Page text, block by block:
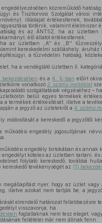
közreműködő hatóság:
és Tisztiorvosi Szolgálat városi
illóolajat értékesítenek,
történik, valamint élelmiszer
és az ÁNTSZ, ha az üzletben
élő állatot értékesítenek;
az üzletben ,,A'' és ,,B''
kereskedelmi szálláshely,
a tűzvédelmi hatóság,
ha a vendéglátó üzletben II.
és a4. §-ban előírt
vonatkozó 2. számú melléklet
szolgáltatások végzéséhez –
belül egyes termékek
a termékek értékesítését, illetve a
a jegyző az üzletekről a 4. számú
módosítását a kereskedő a jegyzőtől
működési engedély jogosultjának
engedély birtokában és
engedélyt köteles az üzletben tartani, és
folytató kereskedő, továbbá
tevékenységét az (1)
megállapítást nyer, hogy az üzlet
illetve azokat nem tartják be, a
elrendelő határozat fellebbezésre
visszavonja, ha
foglaltaknak nem tesz eleget, vagy
feltételei már nem állnak fenn.